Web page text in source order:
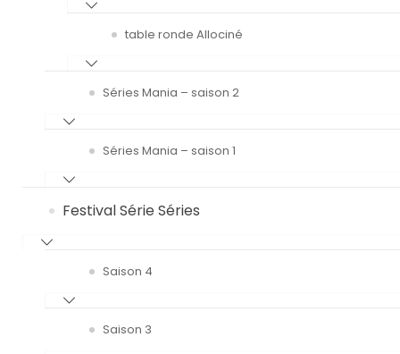
table ronde Allociné
Séries Mania – saison 2
Séries Mania – saison 1
Festival Série Séries
Saison 4
Saison 3